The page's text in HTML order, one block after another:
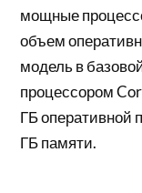
мощные
объем
модель в
процессором
ГБ оперативной
ГБ памяти.